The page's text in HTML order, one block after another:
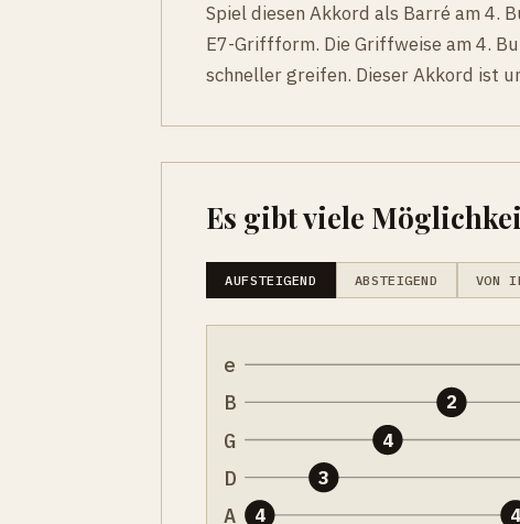
Spiel diesen Akkord als Barré am 4.
E7-Griffform. Die Griffweise am 4.
schneller greifen. Dieser Akkord ist
Es gibt viele
AUFSTEIGEND ABSTEIGEND VON
e
B
G
D
A
4
3
4
2
4